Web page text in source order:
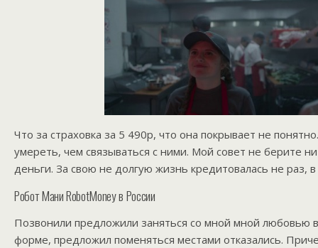
Что за страховка за 5 490р, что она покрывает не
умереть, чем связываться с ними. Мой совет не берите
деньги. За свою не долгую жизнь кредитовалась не раз,
Робот Мани RobotMoney в России
Позвонили предложили заняться со мной мной любовью
форме, предложил поменяться местами отказались.